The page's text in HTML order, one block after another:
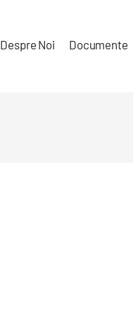
Despre Noi Documente